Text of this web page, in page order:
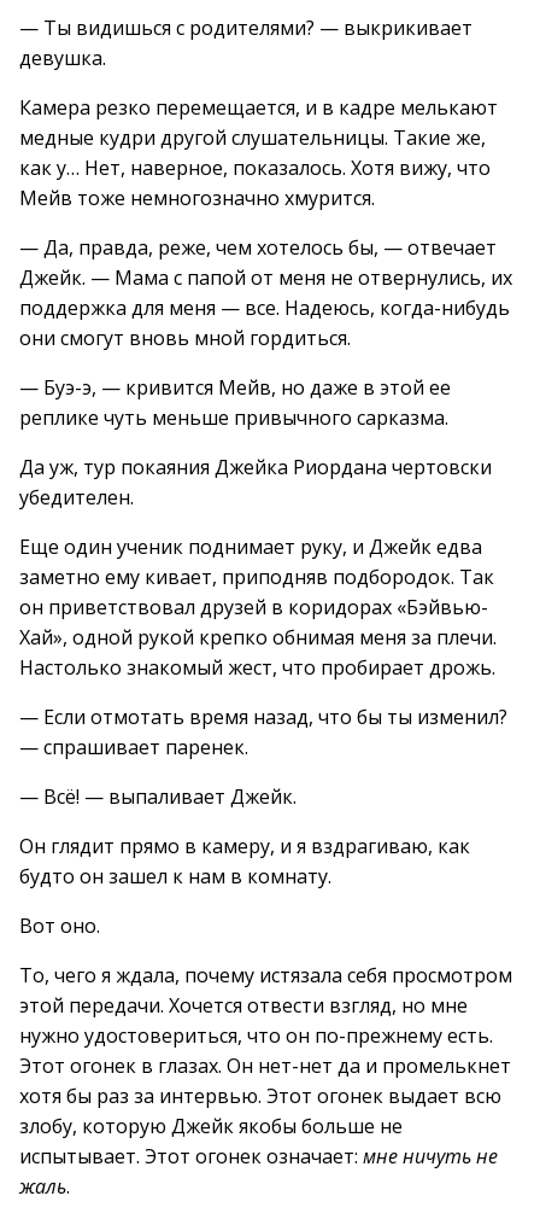
— Ты видишься с родителями? — выкрикивает
девушка.
Камера резко перемещается, и в кадре мелькают
медные кудри другой слушательницы. Такие же,
как у… Нет, наверное, показалось. Хотя вижу, что
Мейв тоже немногозначно хмурится.
— Да, правда, реже, чем хотелось бы, — отвечает
Джейк. — Мама с папой от меня не отвернулись, их
поддержка для меня — все. Надеюсь, когда-нибудь
они смогут вновь мной гордиться.
— Буэ-э, — кривится Мейв, но даже в этой ее
реплике чуть меньше привычного сарказма.
Да уж, тур покаяния Джейка Риордана чертовски
убедителен.
Еще один ученик поднимает руку, и Джейк едва
заметно ему кивает, приподняв подбородок. Так
он приветствовал друзей в коридорах «Бэйвью-
Хай», одной рукой крепко обнимая меня за плечи.
Настолько знакомый жест, что пробирает дрожь.
— Если отмотать время назад, что бы ты изменил?
— спрашивает паренек.
— Всё! — выпаливает Джейк.
Он глядит прямо в камеру, и я вздрагиваю, как
будто он зашел к нам в комнату.
Вот оно.
То, чего я ждала, почему истязала себя просмотром
этой передачи. Хочется отвести взгляд, но мне
нужно удостовериться, что он по-прежнему есть.
Этот огонек в глазах. Он нет-нет да и промелькнет
хотя бы раз за интервью. Этот огонек выдает всю
злобу, которую Джейк якобы больше не
испытывает. Этот огонек означает: мне ничуть не
жаль.